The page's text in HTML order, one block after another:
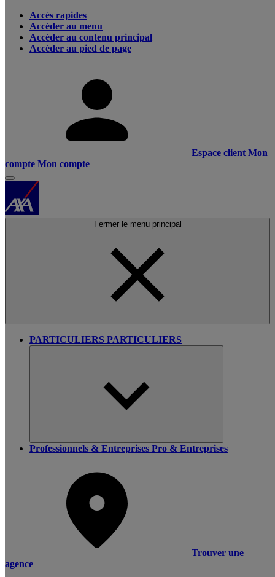
Accès rapides
Accéder au menu
Accéder au contenu principal
Accéder au pied de page
Espace client Mon
compte Mon compte
Fermer le menu principal
PARTICULIERS PARTICULIERS
Professionnels & Entreprises Pro & Entreprises
Trouver une
agence